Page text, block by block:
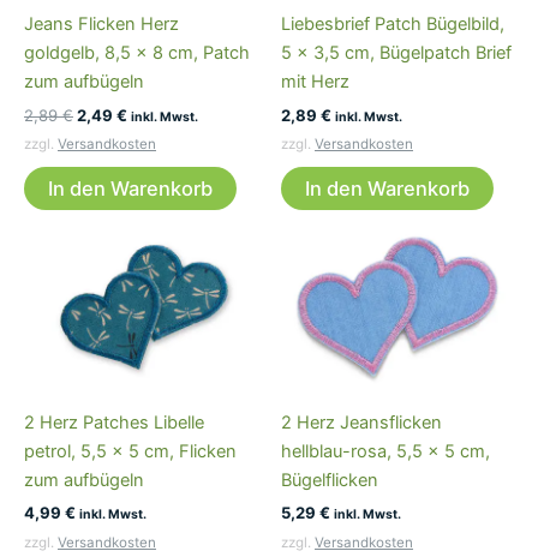
Jeans Flicken Herz
goldgelb, 8,5 x 8 cm, Patch
zum aufbügeln
2,89€Ursprünglicher
Preis
war:
2,49 € Aktueller
ist:
inkl. Mwst.
zzgl. Versandkosten
In den Warenkorb
Liebesbrief Patch Bügelbild,
5 x 3,5 cm, Bügelpatch Brief
mit Herz
2,89 € inkl. Mwst.
zzgl. Versandkosten
In den Warenkorb
2 Herz Patches Libelle
petrol, 5,5 x 5 cm, Flicken
zum aufbügeln
4,99 € inkl. Mwst.
zzgl. Versandkosten
2 Herz Jeansflicken
hellblau-rosa, 5,5 x 5 cm,
Bügelflicken
5,29 € inkl. Mwst.
zzgl. Versandkosten